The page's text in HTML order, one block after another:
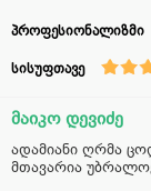
პროფესიონალიზმი
სისუფთავე
მაიკო დევიძე
ადამიანი ღრმა
მთავარია